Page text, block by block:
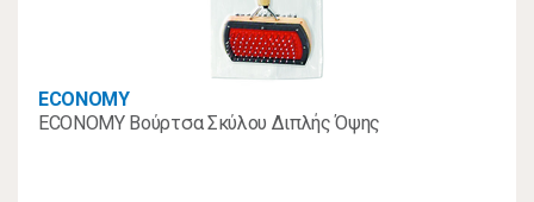
ECONOMY
ECONOMY Βούρτσα Σκύλου Διπλής Όψης